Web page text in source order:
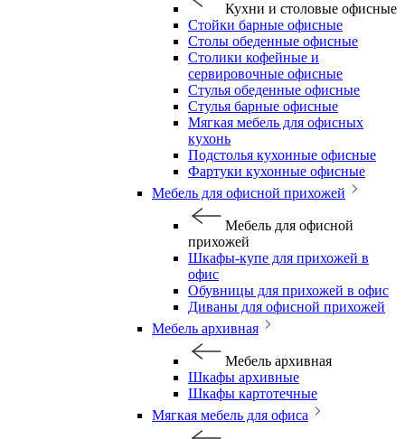
Кухни и столовые офисные
Стойки барные офисные
Столы обеденные офисные
Столики кофейные и
сервировочные офисные
Стулья обеденные офисные
Стулья барные офисные
Мягкая мебель для офисных
кухонь
Подстолья кухонные офисные
Фартуки кухонные офисные
Мебель для офисной прихожей
Мебель для офисной
прихожей
Шкафы-купе для прихожей в
офис
Обувницы для прихожей в офис
Диваны для офисной прихожей
Мебель архивная
Мебель архивная
Шкафы архивные
Шкафы картотечные
Мягкая мебель для офиса